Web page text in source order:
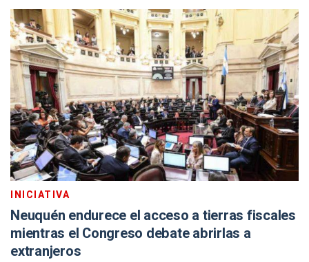
INICIATIVA
Neuquén endurece el acceso a tierras fiscales
mientras el Congreso debate abrirlas a
extranjeros